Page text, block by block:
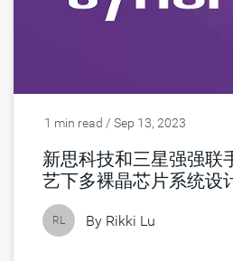
1 min read / Sep 13, 2023
新思科技和三星强强联
艺下多裸晶芯片系统设
RL By Rikki Lu